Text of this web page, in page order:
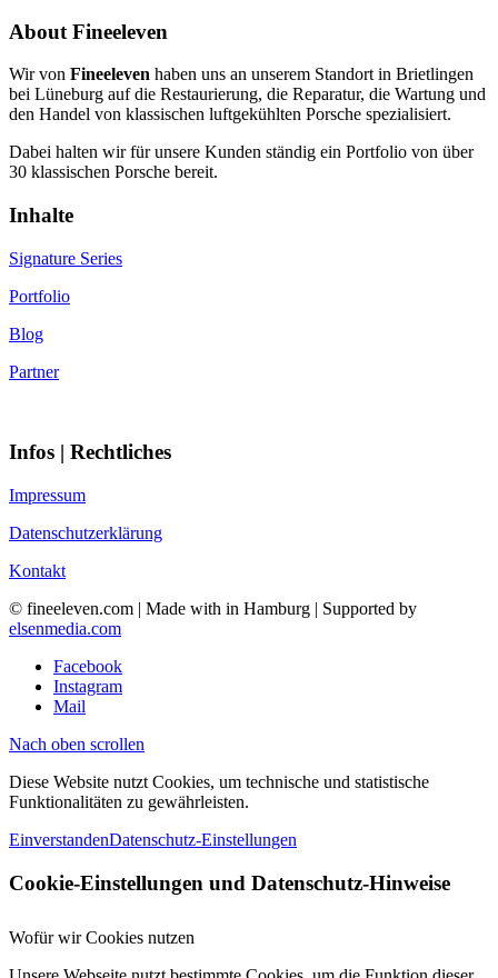
About Fineeleven
Wir von Fineeleven haben uns an unserem Standort in Brietlingen
bei Lüneburg auf die Restaurierung, die Reparatur, die Wartung und
den Handel von klassischen luftgekühlten Porsche spezialisiert.
Dabei halten wir für unsere Kunden ständig ein Portfolio von über
30 klassischen Porsche bereit.
Inhalte
Signature Series
Portfolio
Blog
Partner
Infos | Rechtliches
Impressum
Datenschutzerklärung
Kontakt
© fineeleven.com | Made with in Hamburg | Supported by
elsenmedia.com
Facebook
Instagram
Mail
Nach oben scrollen
Diese Website nutzt Cookies, um technische und statistische
Funktionalitäten zu gewährleisten.
EinverstandenDatenschutz-Einstellungen
Cookie-Einstellungen und Datenschutz-Hinweise
Wofür wir Cookies nutzen